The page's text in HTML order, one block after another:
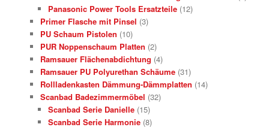
Panasonic Power Tools Ersatzteile (12)
Primer Flasche mit Pinsel (3)
PU Schaum Pistolen (10)
PUR Noppenschaum Platten (2)
Ramsauer Flächenabdichtung (4)
Ramsauer PU Polyurethan Schäume (31)
Rollladenkasten Dämmung-Dämmplatten (14)
Scanbad Badezimmermöbel (32)
Scanbad Serie Danielle (15)
Scanbad Serie Harmonie (8)